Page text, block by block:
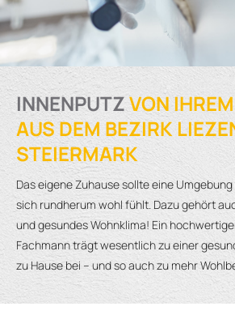
INNENPUTZVON
AUS DEM BEZIRK
STEIERMARK
Das eigene Zuhause sollte eine
sich rundherum wohl fühlt. Dazu gehört
und gesundes Wohnklima! Ein
Fachmann trägt wesentlich zu einer
zu Hause bei – und so auch zu mehr